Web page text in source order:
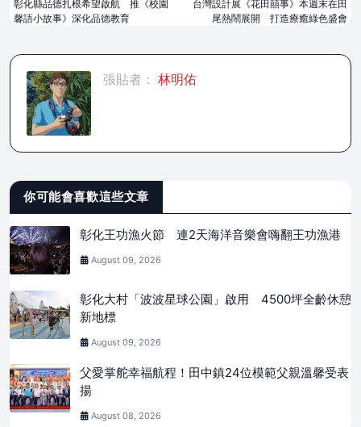
台灣設計展《花田囍事》本週末在田
尾熱鬧展開 打造療癒綠色盛會
彰化縣品德扎根希望啟航 推《校園
馨語小故事》深化品德教育
張貼者： 林明佑
你可能會喜歡這些文章
彰化王功漁火節 連2天海洋音樂會嗨翻王功漁港
August 09, 2026
彰化大村「波波星球公園」啟用 4500坪全齡休憩
新地標
August 09, 2026
父愛掌舵幸福航程！田中鎮24位模範父親溫馨受表
揚
August 08, 2026